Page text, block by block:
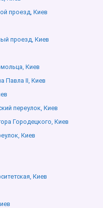
проезд, Киев
проезд, Киев
Киев
Павла ІІ, Киев
переулок, Киев
Городецкого, Киев
Киев
Киев